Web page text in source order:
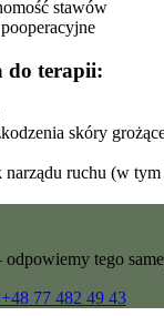
stawów
do terapii:
skóry
narządu ruchu (w
tego
+48 77 482 49 43